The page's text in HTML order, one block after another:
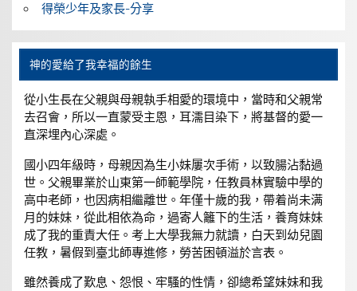
得榮少年及家長-分享
神的愛給了我幸福的餘生
從小生長在父親與母親執手相愛的環境中，當時和父親常
去召會，所以一直蒙受主恩，耳濡目染下，將基督的愛一
直深埋內心深處。
國小四年級時，母親因為生小妹屢次手術，以致腸沾黏過
世。父親畢業於山東第一師範學院，任教員林實驗中學的
高中老師，也因病相繼離世。年僅十歲的我，帶着尚未满
月的妹妹，從此相依為命，過寄人籬下的生活，養育妹妹
成了我的重責大任。考上大學我無力就讀，白天到幼兒園
任教，暑假到臺北師專進修，勞苦困頓溢於言表。
雖然養成了歎息、怨恨、牢騷的性情，卻總希望妹妹和我